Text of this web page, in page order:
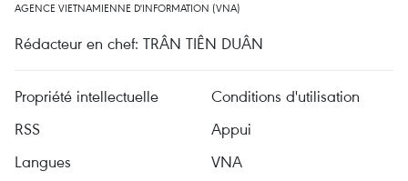
AGENCE VIETNAMIENNE D'INFORMATION (VNA)
Rédacteur en chef: TRÂN TIÊN DUÂN
Propriété intellectuelle
Conditions d'utilisation
RSS
Appui
Langues
VNA